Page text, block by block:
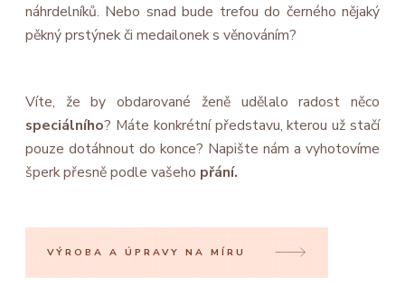
náhrdelníků. Nebo snad bude trefou do černého nějaký
pěkný prstýnek či medailonek s věnováním?
Víte, že by obdarované ženě udělalo radost něco
speciálního? Máte konkrétní představu, kterou už stačí
pouze dotáhnout do konce? Napište nám a vyhotovíme
šperk přesně podle vašeho přání.
VÝROBA A ÚPRAVY NA MÍRU